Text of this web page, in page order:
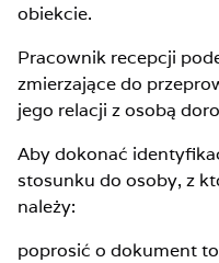
obiekcie.
Pracownik recepcji
zmierzające do
jego relacji z osobą
Aby dokonać
stosunku do osoby, z
należy:
poprosić o dokument